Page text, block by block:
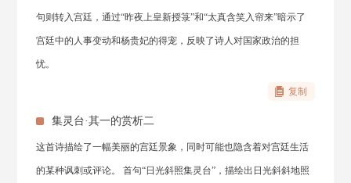
句则转入宫廷，通过“昨夜上皇新授箓”和“太真含笑入帘来”暗示了
宫廷中的人事变动和杨贵妃的得宠，反映了诗人对国家政治的担
忧。
复制
集灵台·其一的赏析二
这首诗描绘了一幅美丽的宫廷景象，同时可能也隐含着对宫廷生活
的某种讽刺或评论。 首句“日光斜照集灵台”，描绘出日光斜斜地照